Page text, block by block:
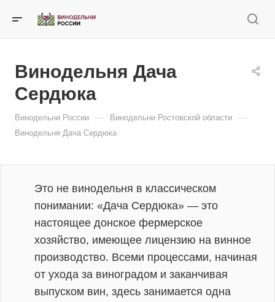
Винодельня Дача
Сердюка
Винодельни России — Винодельни Ростовской области —
Винодельня Дача Сердюка
Это не винодельня в классическом
понимании: «Дача Сердюка» — это
настоящее донское фермерское
хозяйство, имеющее лицензию на винное
производство. Всеми процессами, начиная
от ухода за виноградом и заканчивая
выпуском вин, здесь занимается одна